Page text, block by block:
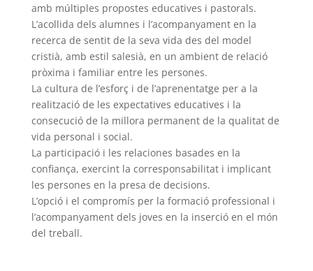
amb múltiples propostes educatives i pastorals.
L’acollida dels alumnes i l’acompanyament en la
recerca de sentit de la seva vida des del model
cristià, amb estil salesià, en un ambient de relació
pròxima i familiar entre les persones.
La cultura de l’esforç i de l’aprenentatge per a la
realització de les expectatives educatives i la
consecució de la millora permanent de la qualitat de
vida personal i social.
La participació i les relaciones basades en la
confiança, exercint la corresponsabilitat i implicant
les persones en la presa de decisions.
L’opció i el compromís per la formació professional i
l’acompanyament dels joves en la inserció en el món
del treball.